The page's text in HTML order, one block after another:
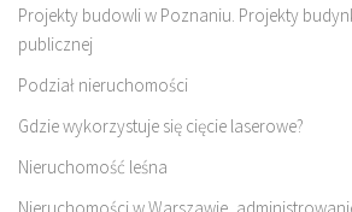
Projekty budowli w Poznaniu. Projekty
publicznej
Podział nieruchomości
Gdzie wykorzystuje się cięcie laserowe?
Nieruchomość leśna